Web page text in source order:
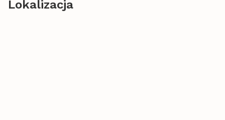
Lokalizacja